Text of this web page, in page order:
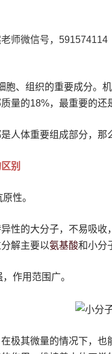
师微信号，591574114
胞、组织的重要成分。
量的18%，最重要的还
人体重要组成部分，那
别
性。
性的大分子，不易吸收
解主要以氨基酸和小分
作用范围广。
极其微量的情况下，